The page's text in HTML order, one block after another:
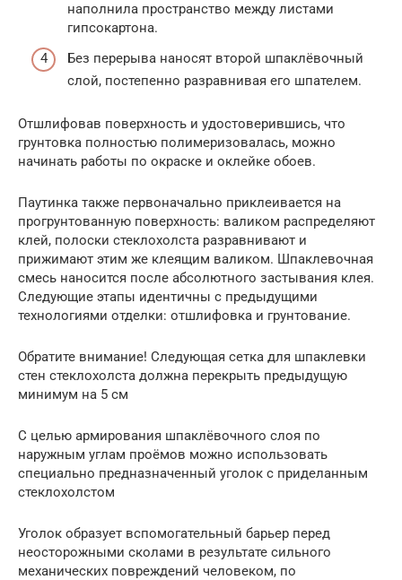
наполнила пространство между листами
гипсокартона.
Без перерыва наносят второй шпаклёвочный
слой, постепенно разравнивая его шпателем.
Отшлифовав поверхность и удостоверившись, что
грунтовка полностью полимеризовалась, можно
начинать работы по окраске и оклейке обоев.
Паутинка также первоначально приклеивается на
прогрунтованную поверхность: валиком распределяют
клей, полоски стеклохолста разравнивают и
прижимают этим же клеящим валиком. Шпаклевочная
смесь наносится после абсолютного застывания клея.
Следующие этапы идентичны с предыдущими
технологиями отделки: отшлифовка и грунтование.
Обратите внимание! Следующая сетка для шпаклевки
стен стеклохолста должна перекрыть предыдущую
минимум на 5 см
С целью армирования шпаклёвочного слоя по
наружным углам проёмов можно использовать
специально предназначенный уголок с приделанным
стеклохолстом
Уголок образует вспомогательный барьер перед
неосторожными сколами в результате сильного
механических повреждений человеком, по